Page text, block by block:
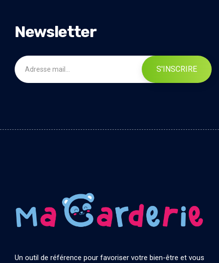
Newsletter
S'INSCRIRE
Un outil de référence pour favoriser votre bien-être et vous